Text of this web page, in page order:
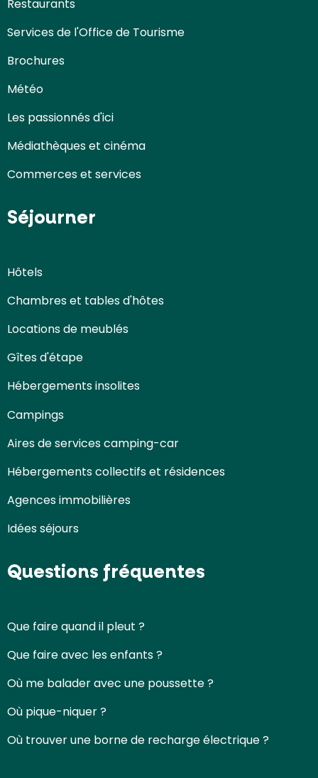
Restaurants
Services de l'Office de Tourisme
Brochures
Météo
Les passionnés d'ici
Médiathèques et cinéma
Commerces et services
Séjourner
Hôtels
Chambres et tables d'hôtes
Locations de meublés
Gîtes d'étape
Hébergements insolites
Campings
Aires de services camping-car
Hébergements collectifs et résidences
Agences immobilières
Idées séjours
Questions fréquentes
Que faire quand il pleut ?
Que faire avec les enfants ?
Où me balader avec une poussette ?
Où pique-niquer ?
Où trouver une borne de recharge électrique ?